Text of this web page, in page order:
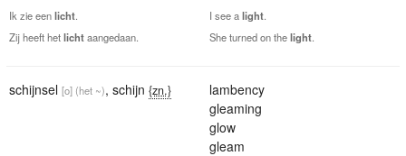
Ik zie eenlicht I see alight
Zij heeft hetlichtaangedaan. She turned on thelight
schijnsel [o] (het ~), schijn {zn.}
lambency
gleaming
glow
gleam